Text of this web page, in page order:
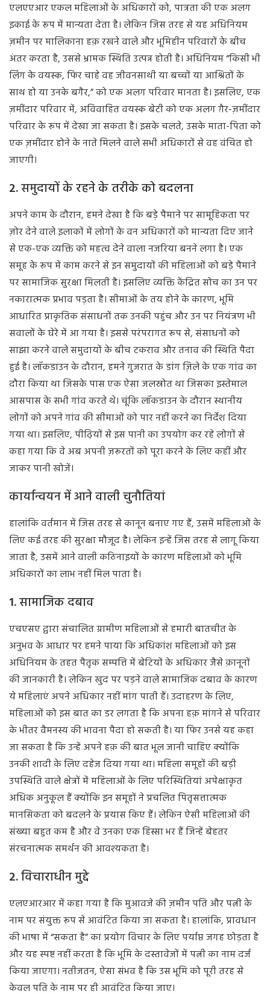
एलएएआर एकल महिलाओं के अधिकारों को, पात्रता की एक अलग
इकाई के रूप में मान्यता देता है। लेकिन जिस तरह से यह अधिनियम
ज़मीन पर मालिकाना हक़ रखने वाले और भूमिहीन परिवारों के बीच
अंतर करता है, उससे भ्रामक स्थिति उत्पन्न होती है। अधिनियम “किसी भी
लिंग के वयस्क, फिर चाहे वह जीवनसाथी या बच्चों या आश्रितों के
साथ हो या उनके बगैर,” को एक अलग परिवार मानता है। इसलिए, एक
ज़मींदार परिवार में, अविवाहित वयस्क बेटी को एक अलग ग़ैर-ज़मींदार
परिवार के रूप में देखा जा सकता है। इसके चलते, उसके माता-पिता को
एक ज़मींदार होने के नाते मिलने वाले सभी अधिकारों से वह वंचित हो
जाएगी।
2.समुदायोंकेरहनेकेतरीकेकोबदलना
अपने काम के दौरान, हमने देखा है कि बड़े पैमाने पर सामूहिकता पर
ज़ोर देने वाले इलाकों में लोगों के वन अधिकारों को मान्यता दिए जाने
से एक-एक व्यक्ति को महत्व देने वाला नजरिया बनने लगा है। एक
समूह के रूप में काम करने से इन समुदायों की महिलाओं को बड़े पैमाने
पर सामाजिक सुरक्षा मिलती है। इसलिए व्यक्ति केंद्रित सोच का उन पर
नकारात्मक प्रभाव पड़ता है। सीमाओं के तय होने के कारण, भूमि
आधारित प्राकृतिक संसाधनों तक उनकी पहुंच और उन पर नियंत्रण भी
सवालों के घेरे में आ गया है। इससे परंपरागत रूप से, संसाधनों को
साझा करने वाले समुदायों के बीच टकराव और तनाव की स्थिति पैदा
हुई है। लॉकडाउन के दौरान, हमने गुजरात के डांग ज़िले के एक गांव का
दौरा किया था जिसके पास एक ऐसा जलस्रोत था जिसका इस्तेमाल
आसपास के सभी गांव करते थे। चूंकि लॉकडाउन के दौरान स्थानीय
लोगों को अपने गांव की सीमाओं को पार नहीं करने का निर्देश दिया
गया था। इसलिए, पीढ़ियों से इस पानी का उपयोग कर रहे लोगों से
कहा गया कि वे अब अपनी ज़रूरतों को पूरा करने के लिए कहीं और
जाकर पानी खोजें।
कार्यान्वयनमेंआनेवालीचुनौतियां
हालांकि वर्तमान में जिस तरह से कानून बनाए गए हैं, उसमें महिलाओं के
लिए कई तरह की सुरक्षा मौजूद है। लेकिन इन्हें जिस तरह से लागू किया
जाता है, उसमें आने वाली कठिनाइयों के कारण महिलाओं को भूमि
अधिकारों का लाभ नहीं मिल पाता है।
1.सामाजिकदबाव
एचएसए द्वारा संचालित ग्रामीण महिलाओं से हमारी बातचीत के
अनुभव के आधार पर हमने पाया कि अधिकांश महिलाओं को इस
अधिनियम के तहत पैतृक सम्पत्ति में बेटियों के अधिकार जैसे क़ानूनों
की जानकारी है। लेकिन खुद पर पड़ने वाले सामाजिक दबाव के कारण
ये महिलाएं अपने अधिकार नहीं मांग पाती हैं। उदाहरण के लिए,
महिलाओं को इस बात का डर लगता है कि अपना हक़ मांगने से परिवार
के भीतर वैमनस्य की भावना पैदा हो सकती है। या फिर उनसे यह कहा
जा सकता है कि उन्हें अपने हक़ की बात भूल जानी चाहिए क्योंकि
उनकी शादी के लिए दहेज दिया गया था। महिला समूहों की बड़ी
उपस्थिति वाले क्षेत्रों में महिलाओं के लिए परिस्थितियां अपेक्षाकृत
अधिक अनुकूल हैं क्योंकि इन समूहों ने प्रचलित पितृसत्तात्मक
मानसिकता को बदलने के प्रयास किए हैं। लेकिन ऐसी महिलाओं की
संख्या बहुत कम है और वे उनका एक हिस्सा भर हैं जिन्हें बेहतर
संरचनात्मक समर्थन की आवश्यकता है।
2.विचाराधीनमुद्दे
एलएआरआर में कहा गया है कि मुआवजे की ज़मीन पति और पत्नी के
नाम पर संयुक्त रूप से आवंटित किया जा सकता है। हालांकि, प्रावधान
की भाषा में “सकता है” का प्रयोग विचार के लिए पर्याप्त जगह छोड़ता है
और यह स्पष्ट नहीं करता है कि भूमि के दस्तावेजों में पत्नी का नाम दर्ज
किया जाएगा। नतीजतन, ऐसा संभव है कि उस भूमि को पूरी तरह से
केवल पति के नाम पर ही आवंटित किया जाए।